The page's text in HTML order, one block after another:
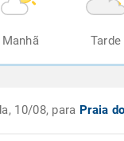
Manhã Tarde
10/08, para Praia